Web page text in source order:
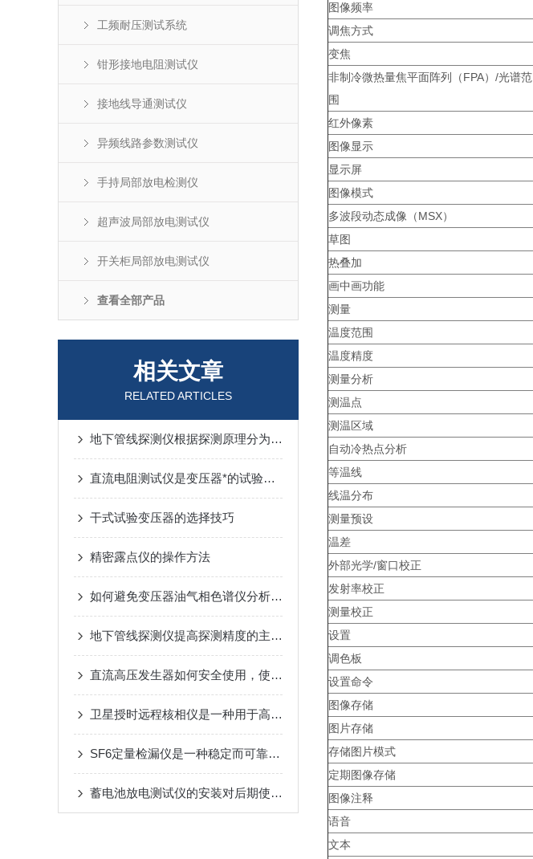
工频耐压测试系统
钳形接地电阻测试仪
接地线导通测试仪
异频线路参数测试仪
手持局部放电检测仪
超声波局部放电测试仪
开关柜局部放电测试仪
查看全部产品
相关文章
RELATED ARTICLES
地下管线探测仪根据探测原理分为两大类
直流电阻测试仪是变压器*的试验项目
干式试验变压器的选择技巧
精密露点仪的操作方法
如何避免变压器油气相色谱仪分析过程中的误差
地下管线探测仪提高探测精度的主要措施有以下几个方面
直流高压发生器如何安全使用，使用规程是什么？
卫星授时远程核相仪是一种用于高压电力系统中相位测量的先进设备
SF6定量检漏仪是一种稳定而可靠的检测工具
蓄电池放电测试仪的安装对后期使用是有影响的
图像频率
调焦方式
变焦
非制冷微热量焦平面阵列（FPA）/光谱范
围
红外像素
图像显示
显示屏
图像模式
多波段动态成像（MSX）
草图
热叠加
画中画功能
测量
温度范围
温度精度
测量分析
测温点
测温区域
自动冷热点分析
等温线
线温分布
测量预设
温差
外部光学/窗口校正
发射率校正
测量校正
设置
调色板
设置命令
图像存储
图片存储
存储图片模式
定期图像存储
图像注释
语音
文本